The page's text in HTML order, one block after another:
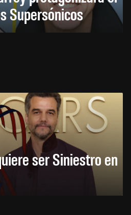
Supersónicos
ser Siniestro en